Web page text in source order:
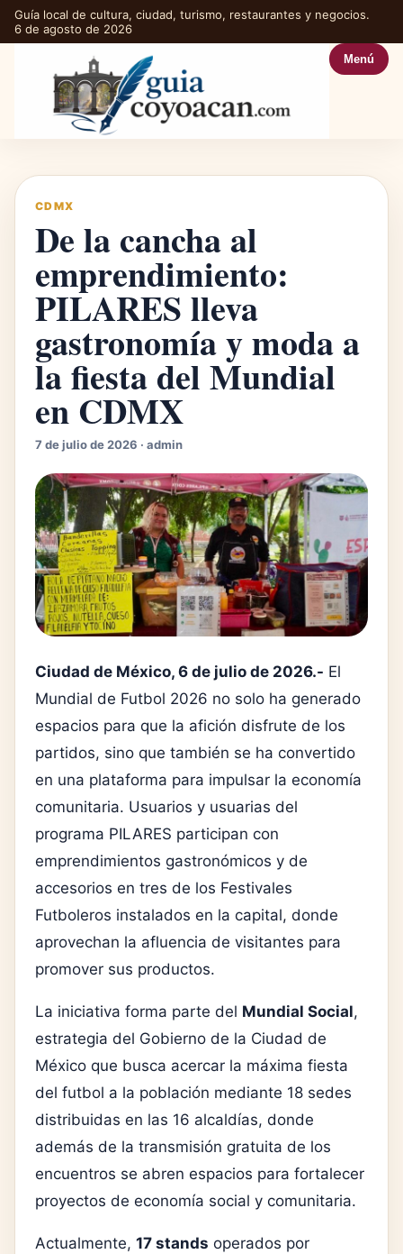
Guía local de cultura, ciudad, turismo, restaurantes y negocios.
6 de agosto de 2026
Menú
CDMX
De la cancha al
emprendimiento:
PILARES lleva
gastronomía y moda a
la fiesta del Mundial
en CDMX
7 de julio de 2026 · admin
Ciudad de México, 6 de julio de 2026.- El
Mundial de Futbol 2026 no solo ha generado
espacios para que la afición disfrute de los
partidos, sino que también se ha convertido
en una plataforma para impulsar la economía
comunitaria. Usuarios y usuarias del
programa PILARES participan con
emprendimientos gastronómicos y de
accesorios en tres de los Festivales
Futboleros instalados en la capital, donde
aprovechan la afluencia de visitantes para
promover sus productos.
La iniciativa forma parte del Mundial Social,
estrategia del Gobierno de la Ciudad de
México que busca acercar la máxima fiesta
del futbol a la población mediante 18 sedes
distribuidas en las 16 alcaldías, donde
además de la transmisión gratuita de los
encuentros se abren espacios para fortalecer
proyectos de economía social y comunitaria.
Actualmente, 17 stands operados por